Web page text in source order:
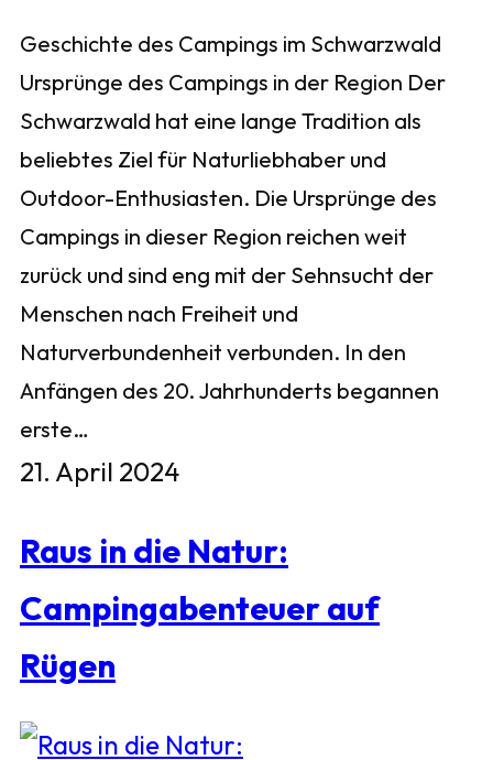
Geschichte des Campings im Schwarzwald
Ursprünge des Campings in der Region Der
Schwarzwald hat eine lange Tradition als
beliebtes Ziel für Naturliebhaber und
Outdoor-Enthusiasten. Die Ursprünge des
Campings in dieser Region reichen weit
zurück und sind eng mit der Sehnsucht der
Menschen nach Freiheit und
Naturverbundenheit verbunden. In den
Anfängen des 20. Jahrhunderts begannen
erste…
21. April 2024
Raus in die Natur:
Campingabenteuer auf
Rügen